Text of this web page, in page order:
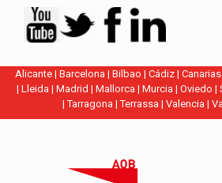
Alicante | Barcelona | Bilbao | Cádiz | Canarias
|Lleida|Madrid|Mallorca|Murcia|Oviedo|
|Tarragona |Terrassa | Valencia |